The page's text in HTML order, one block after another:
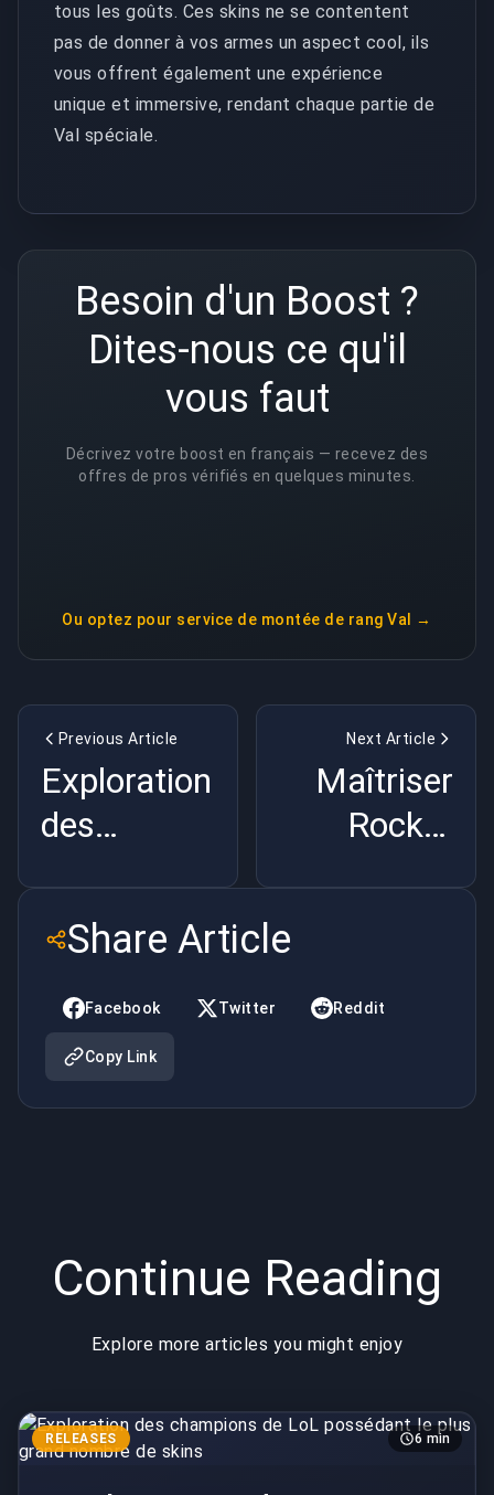
tous les goûts. Ces skins ne se contentent
pas de donner à vos armes un aspect cool, ils
vous offrent également une expérience
unique et immersive, rendant chaque partie de
Val spéciale.
Besoin d'un Boost ?
Dites-nous ce qu'il
vous faut
Décrivez votre boost en français — recevez des
offres de pros vérifiés en quelques minutes.
Ou optez pour service de montée de rang Val →
Previous Article
Exploration
des
de LoL
possédant
le plus
grand
Next Article
Maîtriser
Rocket
ultime pour
personnaliser
Share Article
Facebook Twitter Reddit
Copy Link
Continue Reading
Explore more articles you might enjoy
RELEASES 6 min